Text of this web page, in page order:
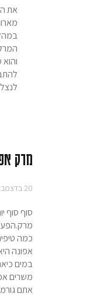
את
מרק
20 בדצמבר 2021
סוף סוף
כמה
אפונה
במים
משרים
אתם